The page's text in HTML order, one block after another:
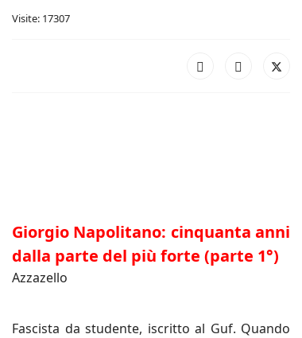
Visite: 17307
Giorgio Napolitano: cinquanta anni
dalla parte del più forte (parte 1°)
Azzazello
Fascista da studente, iscritto al Guf. Quando